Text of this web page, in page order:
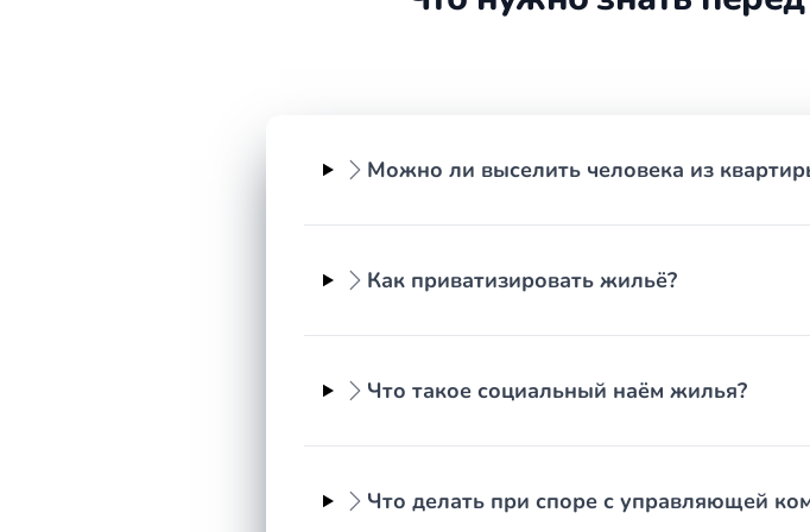
нормы и выстраивает позицию, опираясь на закон и сложившуюся судебную
привлечении третьих лиц — дольше. Отдельные категории споров, например о
подать необходимые документы.
Порядок действий при жилищном споре
Работа над жилищным делом строится последовательно. Сначала проводится
мирном решении. Если договориться не удаётся, готовится исковое заявление,
числе через службу судебных приставов.
Частые сложности по жилищным делам
Можно ли выселить человека из
Как приватизировать жильё?
Что такое социальный наём жилья?
Что делать при споре с управляющей